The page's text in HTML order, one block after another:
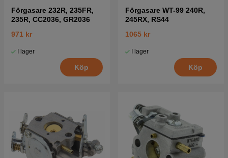
Förgasare 232R, 235FR,
235R, CC2036, GR2036
971 kr
I lager
Köp
Förgasare WT-99 240R,
245RX, RS44
1065 kr
I lager
Köp